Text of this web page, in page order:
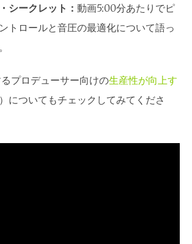
シークレット： 動画5:00分あたりでピ
トロールと音圧の最適化について語っ
プロデューサー向けの生産性が向上す
）についてもチェックしてみてくださ